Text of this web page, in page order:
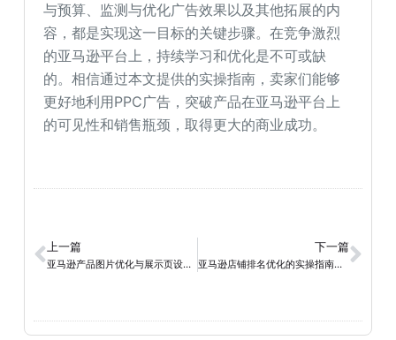
与预算、监测与优化广告效果以及其他拓展的内
容，都是实现这一目标的关键步骤。在竞争激烈
的亚马逊平台上，持续学习和优化是不可或缺
的。相信通过本文提供的实操指南，卖家们能够
更好地利用PPC广告，突破产品在亚马逊平台上
的可见性和销售瓶颈，取得更大的商业成功。
上一篇
亚马逊产品图片优化与展示页设计：吸引潜在客户的关键策略
下一篇
亚马逊店铺排名优化的实操指南：提升搜索引擎曝光率的关键技巧